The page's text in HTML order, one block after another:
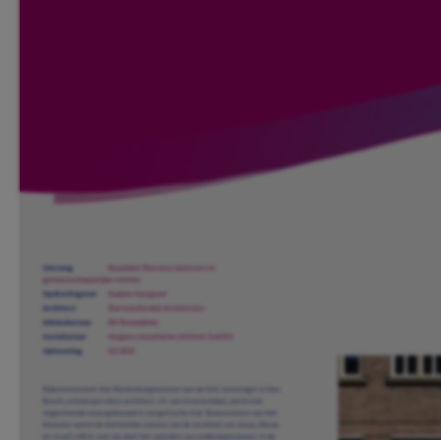
Omvang
gemeenschappelijke ruimtes
Opdrachtgever
Kadans Vastgoed
Architect
Adviesbureau
BD Bouwadvies
Installateur
Kuijpers Installaties Utiliteit Zuid B.V.
Oplevering